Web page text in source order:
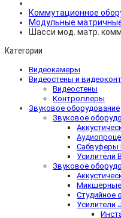
Коммутационное
Модульные
Шасси мод. матр.
Категории
Видеокамеры
Видеостены и
Видеостены
Контроллеры
Звуковое оборудование
Звуковое
Сабвуферы
Усилители
Звуковое
Микшерные
Студийное
Усилители